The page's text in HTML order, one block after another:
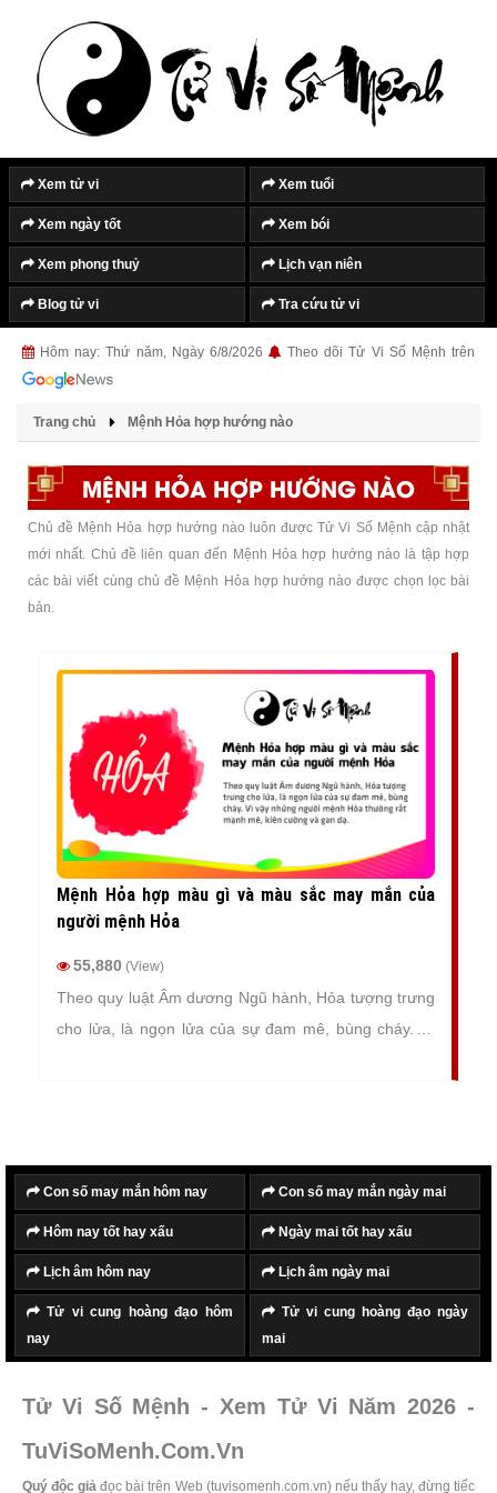
Xem tử vi Xem tuổi
Xem ngày tốt Xem bói
Xem phong thuỷ Lịch vạn niên
Blog tử vi Tra cứu tử vi
Hôm nay: Thứ năm, Ngày 6/8/2026 Theo dõi Tử Vi Số Mệnh trên
Trang chủ Mệnh Hỏa hợp hướng nào
MỆNH HỎA HỢP HƯỚNG NÀO
Chủ đề Mệnh Hỏa hợp hướng nào luôn được Tử Vi Số Mệnh cập nhật
mới nhất. Chủ đề liên quan đến Mệnh Hỏa hợp hướng nào là tập hợp
các bài viết cùng chủ đề Mệnh Hỏa hợp hướng nào được chọn lọc bài
bản.
Mệnh Hỏa hợp màu gì và màu sắc may mắn của
người mệnh Hỏa
55,880 (View)
Theo quy luật Âm dương Ngũ hành, Hỏa tượng trưng
cho lửa, là ngọn lửa của sự đam mê, bùng cháy. Vì
Con số may mắn hôm nay Con số may mắn ngày mai
Hôm nay tốt hay xấu Ngày mai tốt hay xấu
Lịch âm hôm nay Lịch âm ngày mai
Tử vi cung hoàng đạo hôm
nay
Tử vi cung hoàng đạo ngày
mai
Tử Vi Số Mệnh - Xem Tử Vi Năm 2026 -
TuViSoMenh.Com.Vn
Quý độc giả đọc bài trên Web (tuvisomenh.com.vn) nếu thấy hay, đừng tiếc